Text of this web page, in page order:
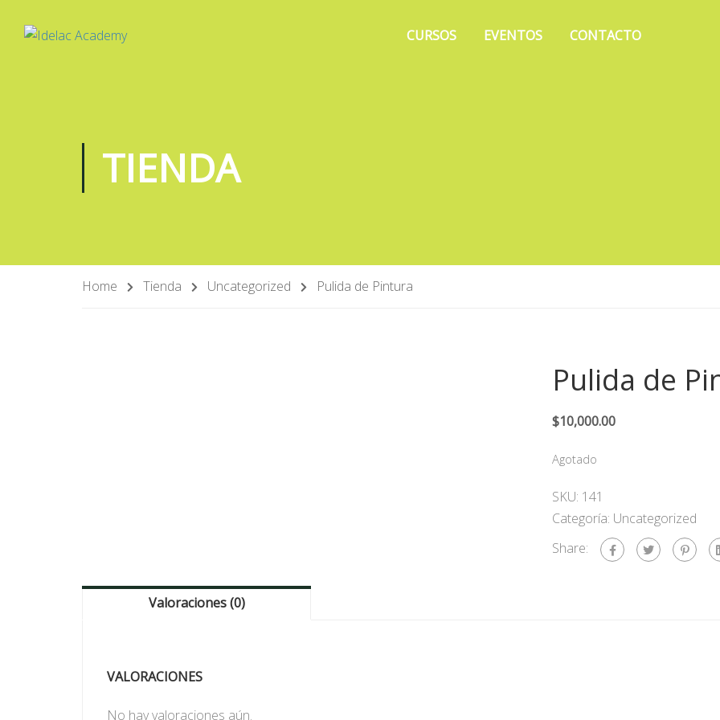
CURSOS EVENTOS CONTACTO
TIENDA
Home Tienda Uncategorized Pulida de Pintura
Pulida de
$10,000.00
Agotado
SKU: 141
Categoría: Uncategorized
Share:
Valoraciones (0)
VALORACIONES
No hay valoraciones aún.